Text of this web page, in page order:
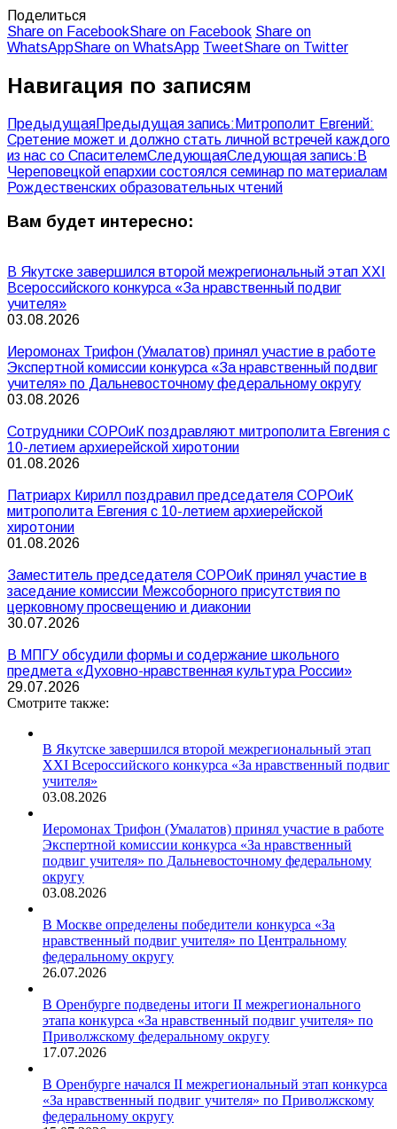
Поделиться
Share on FacebookShare on Facebook Share on
WhatsAppShare on WhatsApp TweetShare on Twitter
Навигация по записям
ПредыдущаяПредыдущая запись: Митрополит Евгений:
Сретение может и должно стать личной встречей каждого
из нас со СпасителемСледующаяСледующая запись: В
Череповецкой епархии состоялся семинар по материалам
Рождественских образовательных чтений
Вам будет интересно:
В Якутске завершился второй межрегиональный этап XXI
Всероссийского конкурса «За нравственный подвиг
учителя»
03.08.2026
Иеромонах Трифон (Умалатов) принял участие в работе
Экспертной комиссии конкурса «За нравственный подвиг
учителя» по Дальневосточному федеральному округу
03.08.2026
Сотрудники СОРОиК поздравляют митрополита Евгения с
10-летием архиерейской хиротонии
01.08.2026
Патриарх Кирилл поздравил председателя СОРОиК
митрополита Евгения с 10-летием архиерейской
хиротонии
01.08.2026
Заместитель председателя СОРОиК принял участие в
заседание комиссии Межсоборного присутствия по
церковному просвещению и диаконии
30.07.2026
В МПГУ обсудили формы и содержание школьного
предмета «Духовно-нравственная культура России»
29.07.2026
Смотрите также:
В Якутске завершился второй межрегиональный этап
XXI Всероссийского конкурса «За нравственный подвиг
учителя»
03.08.2026
Иеромонах Трифон (Умалатов) принял участие в работе
Экспертной комиссии конкурса «За нравственный
подвиг учителя» по Дальневосточному федеральному
округу
03.08.2026
В Москве определены победители конкурса «За
нравственный подвиг учителя» по Центральному
федеральному округу
26.07.2026
В Оренбурге подведены итоги II межрегионального
этапа конкурса «За нравственный подвиг учителя» по
Приволжскому федеральному округу
17.07.2026
В Оренбурге начался II межрегиональный этап конкурса
«За нравственный подвиг учителя» по Приволжскому
федеральному округу